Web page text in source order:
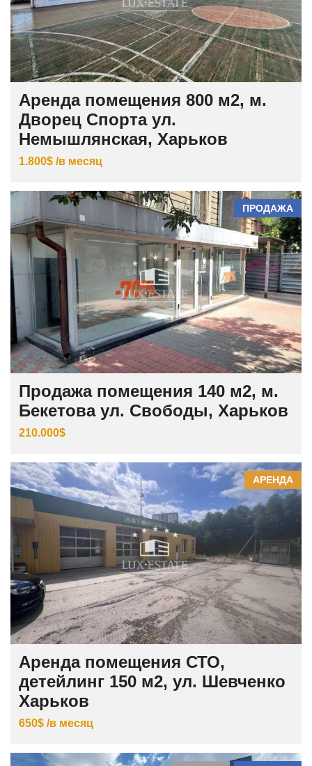
Аренда помещения 800 м2, м.
Дворец Спорта ул.
Немышлянская, Харьков
1.800$ /в месяц
ПРОДАЖА
Продажа помещения 140 м2, м.
Бекетова ул. Свободы, Харьков
210.000$
АРЕНДА
Аренда помещения СТО,
детейлинг 150 м2, ул. Шевченко
Харьков
650$ /в месяц